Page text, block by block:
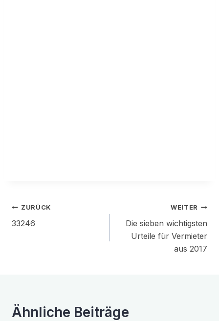
Beitragsnavigation
ZURÜCK
33246
WEITER
Die sieben wichtigsten
Urteile für Vermieter
aus 2017
Ähnliche Beiträge